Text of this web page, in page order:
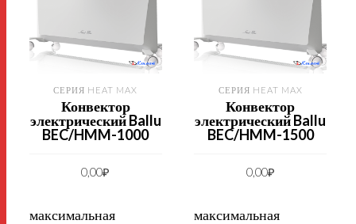
СЕРИЯ HEAT MAX
Конвектор
электрический Ballu
BEC/HMM-1000
0,00₽
максимальная
СЕРИЯ HEAT MAX
Конвектор
электрический Ballu
BEC/HMM-1500
0,00₽
максимальная